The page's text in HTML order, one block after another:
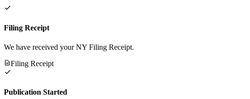
Filing Receipt
We have received your NY Filing Receipt.
Filing Receipt
Publication Started